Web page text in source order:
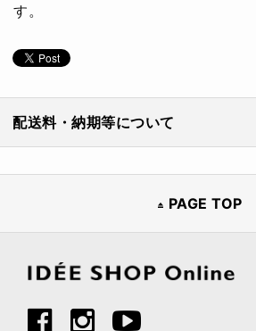
す。
配送料・納期等について
PAGE TOP